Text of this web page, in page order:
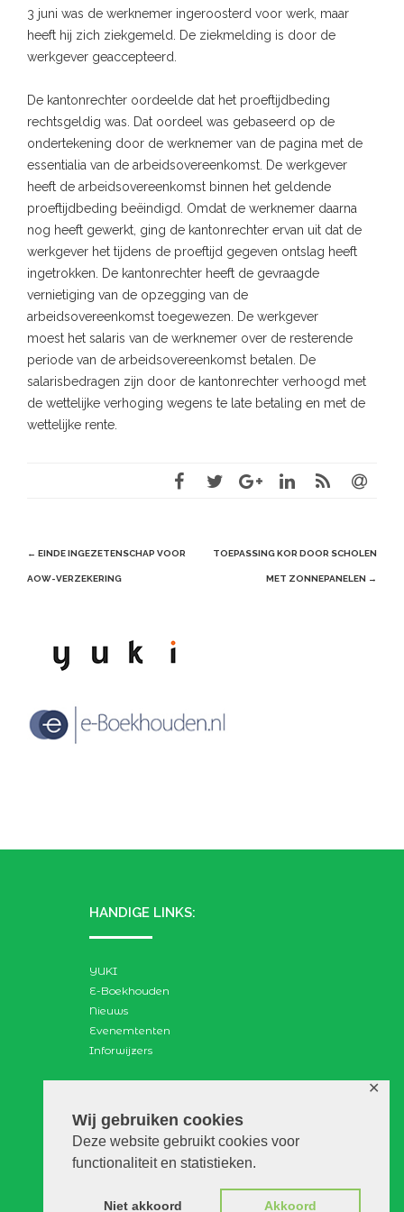
Wij gebruiken cookies
Deze website gebruikt cookies voor
functionaliteit en statistieken.
Niet akkoord Akkoord
✕
3 juni was de werknemer ingeroosterd voor werk, maar
heeft hij zich ziekgemeld. De ziekmelding is door de
werkgever geaccepteerd.
De kantonrechter oordeelde dat het proeftijdbeding
rechtsgeldig was. Dat oordeel was gebaseerd op de
ondertekening door de werknemer van de pagina met de
essentialia van de arbeidsovereenkomst. De werkgever
heeft de arbeidsovereenkomst binnen het geldende
proeftijdbeding beëindigd. Omdat de werknemer daarna
nog heeft gewerkt, ging de kantonrechter ervan uit dat de
werkgever het tijdens de proeftijd gegeven ontslag heeft
ingetrokken. De kantonrechter heeft de gevraagde
vernietiging van de opzegging van de
arbeidsovereenkomst toegewezen. De werkgever
moest het salaris van de werknemer over de resterende
periode van de arbeidsovereenkomst betalen. De
salarisbedragen zijn door de kantonrechter verhoogd met
de wettelijke verhoging wegens te late betaling en met de
wettelijke rente.
Post
navigation
← EINDE INGEZETENSCHAP VOOR
AOW-VERZEKERING
TOEPASSING KOR DOOR SCHOLEN
MET ZONNEPANELEN →
HANDIGE LINKS:
YUKI
E-Boekhouden
Nieuws
Evenemtenten
Inforwijzers